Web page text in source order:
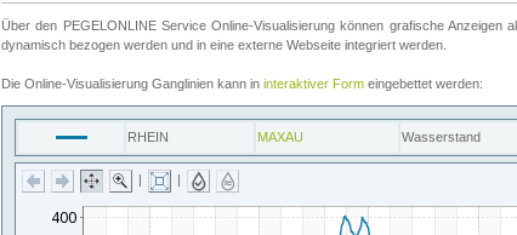
Über den PEGELONLINE Service Online-Visualisierung können grafische
dynamisch bezogen werden und in eine externe Webseite integriert werden.
Die Online-Visualisierung Ganglinien kann in interaktiver Form eingebettet werden: